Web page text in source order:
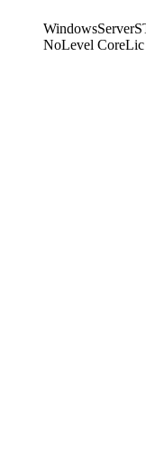
NoLevel CoreLic